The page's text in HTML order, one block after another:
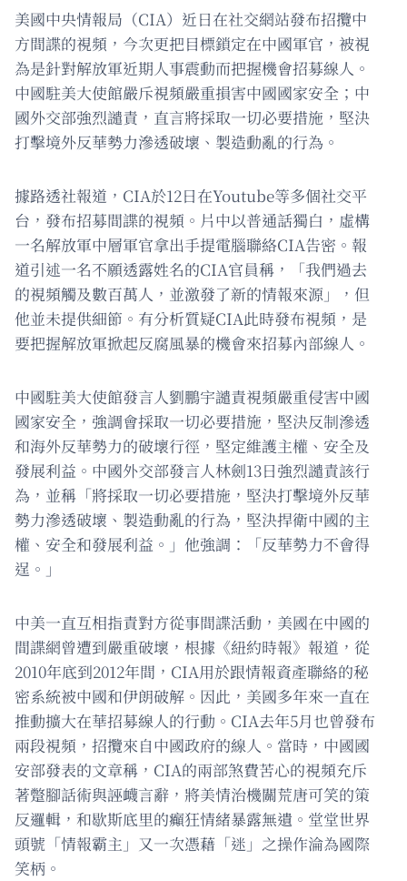
美國中央情報局（CIA）近日在社交網站發布招攬中
方間諜的視頻，今次更把目標鎖定在中國軍官，被視
為是針對解放軍近期人事震動而把握機會招募線人。
中國駐美大使館嚴斥視頻嚴重損害中國國家安全；中
國外交部強烈譴責，直言將採取一切必要措施，堅決
打擊境外反華勢力滲透破壞、製造動亂的行為。
據路透社報道，CIA於12日在Youtube等多個社交平
台，發布招募間諜的視頻。片中以普通話獨白，虛構
一名解放軍中層軍官拿出手提電腦聯絡CIA告密。報
道引述一名不願透露姓名的CIA官員稱，「我們過去
的視頻觸及數百萬人，並激發了新的情報來源」，但
他並未提供細節。有分析質疑CIA此時發布視頻，是
要把握解放軍掀起反腐風暴的機會來招募內部線人。
中國駐美大使館發言人劉鵬宇譴責視頻嚴重侵害中國
國家安全，強調會採取一切必要措施，堅決反制滲透
和海外反華勢力的破壞行徑，堅定維護主權、安全及
發展利益。中國外交部發言人林劍13日強烈譴責該行
為，並稱「將採取一切必要措施，堅決打擊境外反華
勢力滲透破壞、製造動亂的行為，堅決捍衛中國的主
權、安全和發展利益。」他強調：「反華勢力不會得
逞。」
中美一直互相指責對方從事間諜活動，美國在中國的
間諜網曾遭到嚴重破壞，根據《紐約時報》報道，從
2010年底到2012年間，CIA用於跟情報資產聯絡的秘
密系統被中國和伊朗破解。因此，美國多年來一直在
推動擴大在華招募線人的行動。CIA去年5月也曾發布
兩段視頻，招攬來自中國政府的線人。當時，中國國
安部發表的文章稱，CIA的兩部煞費苦心的視頻充斥
著蹩腳話術與誣衊言辭，將美情治機關荒唐可笑的策
反邏輯，和歇斯底里的癲狂情緒暴露無遺。堂堂世界
頭號「情報霸主」又一次憑藉「迷」之操作淪為國際
笑柄。